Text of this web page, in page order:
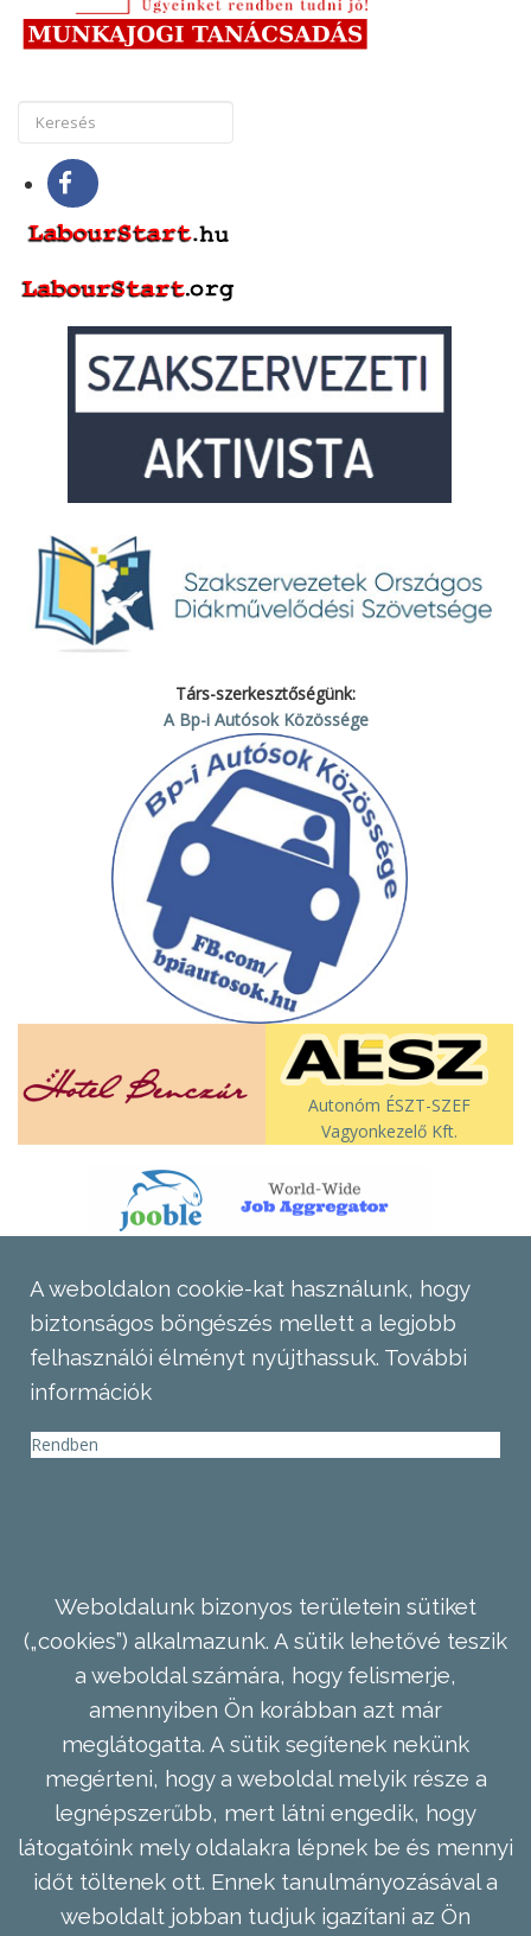
Társ-szerkesztőségünk:
A Bp-i Autósok Közössége
Autonóm ÉSZT-SZEF
Vagyonkezelő Kft.
A weboldalon cookie-kat használunk, hogy
biztonságos böngészés mellett a legjobb
felhasználói élményt nyújthassuk. További
információk
Rendben
Weboldalunk bizonyos területein sütiket
(„cookies”) alkalmazunk. A sütik lehetővé teszik
a weboldal számára, hogy felismerje,
amennyiben Ön korábban azt már
meglátogatta. A sütik segítenek nekünk
megérteni, hogy a weboldal melyik része a
legnépszerűbb, mert látni engedik, hogy
látogatóink mely oldalakra lépnek be és mennyi
időt töltenek ott. Ennek tanulmányozásával a
weboldalt jobban tudjuk igazítani az Ön